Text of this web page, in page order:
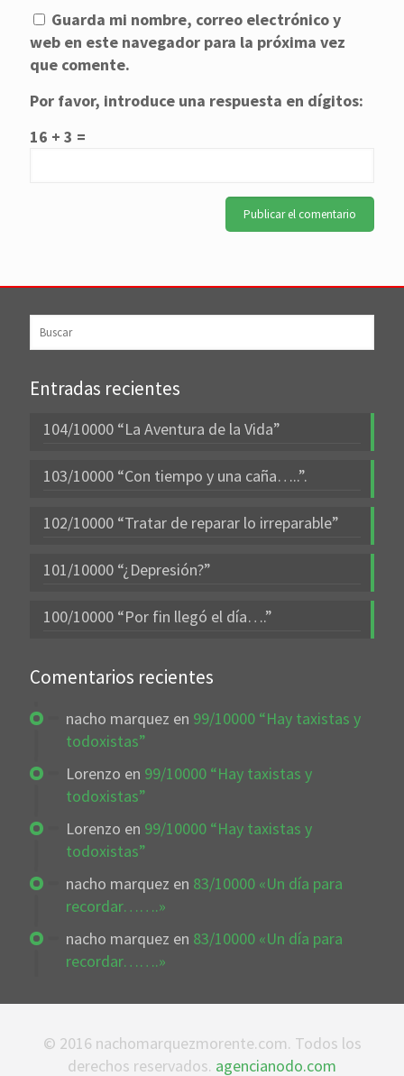
Guarda mi nombre, correo electrónico y
web en este navegador para la próxima vez
que comente.
Por favor, introduce una respuesta en dígitos:
16 + 3 =
Entradas recientes
104/10000 “La Aventura de la Vida”
103/10000 “Con tiempo y una caña…..”.
102/10000 “Tratar de reparar lo irreparable”
101/10000 “¿Depresión?”
100/10000 “Por fin llegó el día….”
Comentarios recientes
nacho marquez en 99/10000 “Hay taxistas y
todoxistas”
Lorenzo en 99/10000 “Hay taxistas y
todoxistas”
Lorenzo en 99/10000 “Hay taxistas y
todoxistas”
nacho marquez en 83/10000 «Un día para
recordar…….»
nacho marquez en 83/10000 «Un día para
recordar…….»
© 2016 nachomarquezmorente.com. Todos los
derechos reservados. agencianodo.com